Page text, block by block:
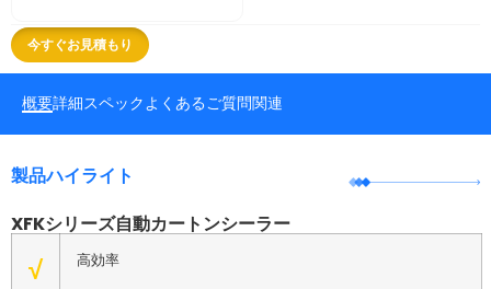
今すぐお見積もり
概要詳細スペックよくあるご質問関連
製品ハイライト
XFKシリーズ自動カートンシーラー
√ 高効率